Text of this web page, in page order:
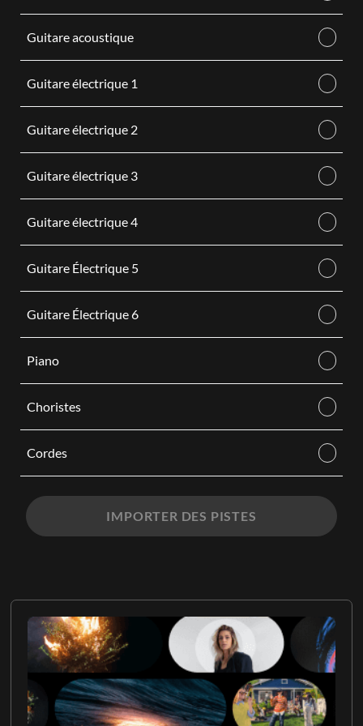
Guitare acoustique
Guitare électrique 1
Guitare électrique 2
Guitare électrique 3
Guitare électrique 4
Guitare Électrique 5
Guitare Électrique 6
Piano
Choristes
Cordes
IMPORTER DES PISTES